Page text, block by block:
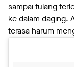
sampai tulang
ke dalam daging.
terasa harum